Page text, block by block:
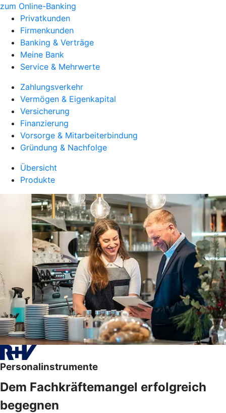
zum Online-Banking
Privatkunden
Firmenkunden
Banking & Verträge
Meine Bank
Service & Mehrwerte
Zahlungsverkehr
Vermögen & Eigenkapital
Versicherung
Finanzierung
Vorsorge & Mitarbeiterbindung
Gründung & Nachfolge
Übersicht
Produkte
Personalinstrumente
Dem Fachkräftemangel erfolgreich
begegnen